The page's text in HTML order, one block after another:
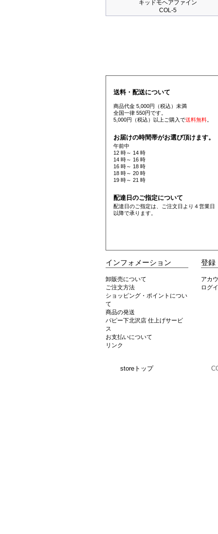
キッドモヘアファイン
COL-5
送料・配送について
商品代金 5,000円（税込）未満
全国一律 550円です。
5,000円（税込）以上ご購入で送料無料。
お届けの時間帯がお選び頂けます。
午前中
12 時～ 14 時
14 時～ 16 時
16 時～ 18 時
18 時～ 20 時
19 時～ 21 時
配達日のご指定について
配達日のご指定は、ご注文日より４営業日
以降で承ります。
インフォメーション
卸販売について
ご注文方法
ショッピング・ポイントについ
て
商品の発送
パピー下北沢店 仕上げサービ
ス
お支払いについて
リンク
登録
アカ
ログ
storeトップ